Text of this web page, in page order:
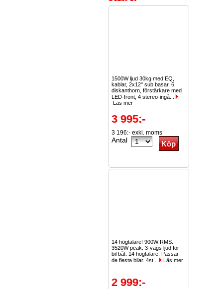
1500W ljud 30kg med EQ,
kablar, 2x12" sub basar, 6
diskanthorn, förstärkare med
LED-front, 4 stereo-ingå...
Läs mer
3 995:-
3 196:- exkl. moms
Antal
14 högtalare! 900W RMS.
3520W peak. 3-vägs ljud för
bil båt. 14 högtalare. Passar
de flesta bilar. 4st...
Läs mer
2 999:-